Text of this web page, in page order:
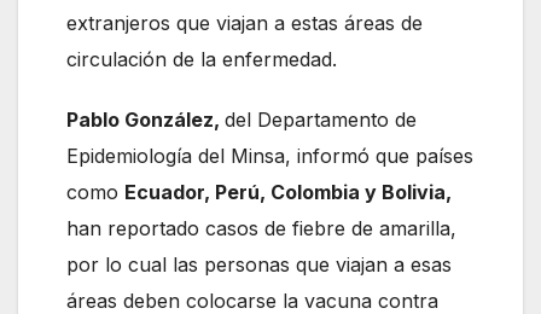
extranjeros que viajan a estas áreas de
circulación de la enfermedad.
Pablo González, del Departamento de
Epidemiología del Minsa, informó que países
como Ecuador, Perú, Colombia y Bolivia,
han reportado casos de fiebre de amarilla,
por lo cual las personas que viajan a esas
áreas deben colocarse la vacuna contra